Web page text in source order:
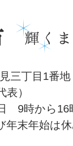
三丁目1番地
）
9時から16
年末年始は